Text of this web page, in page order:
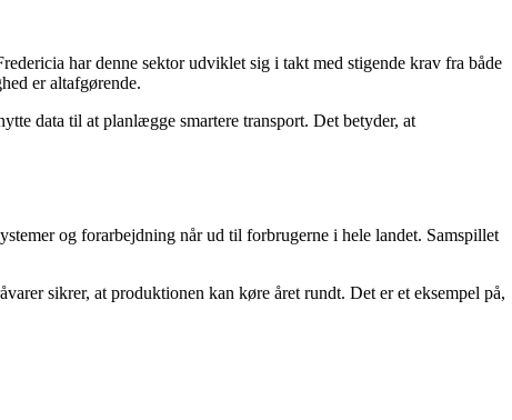
har denne sektor udviklet sig i takt med stigende krav fra både
er altafgørende.
data til at planlægge smartere transport. Det betyder, at
og forarbejdning når ud til forbrugerne i hele landet. Samspillet
sikrer, at produktionen kan køre året rundt. Det er et eksempel på,